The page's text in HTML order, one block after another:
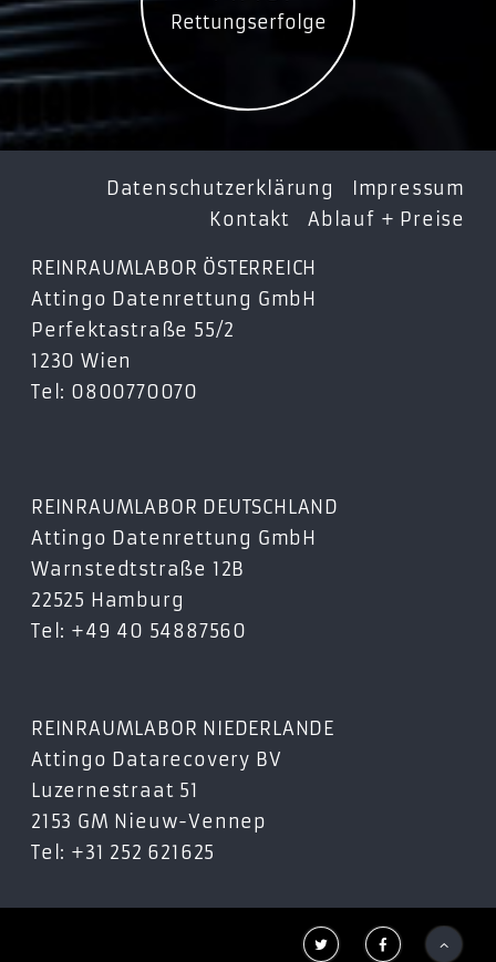
Rettungserfolge
Datenschutzerklärung
Impressum
Kontakt
Ablauf + Preise
REINRAUMLABOR ÖSTERREICH
Attingo Datenrettung GmbH
Perfektastraße 55/2
1230 Wien
Tel: 0800770070
REINRAUMLABOR DEUTSCHLAND
Attingo Datenrettung GmbH
Warnstedtstraße 12B
22525 Hamburg
Tel: +49 40 54887560
REINRAUMLABOR NIEDERLANDE
Attingo Datarecovery BV
Luzernestraat 51
2153 GM Nieuw-Vennep
Tel: +31 252 621625
  